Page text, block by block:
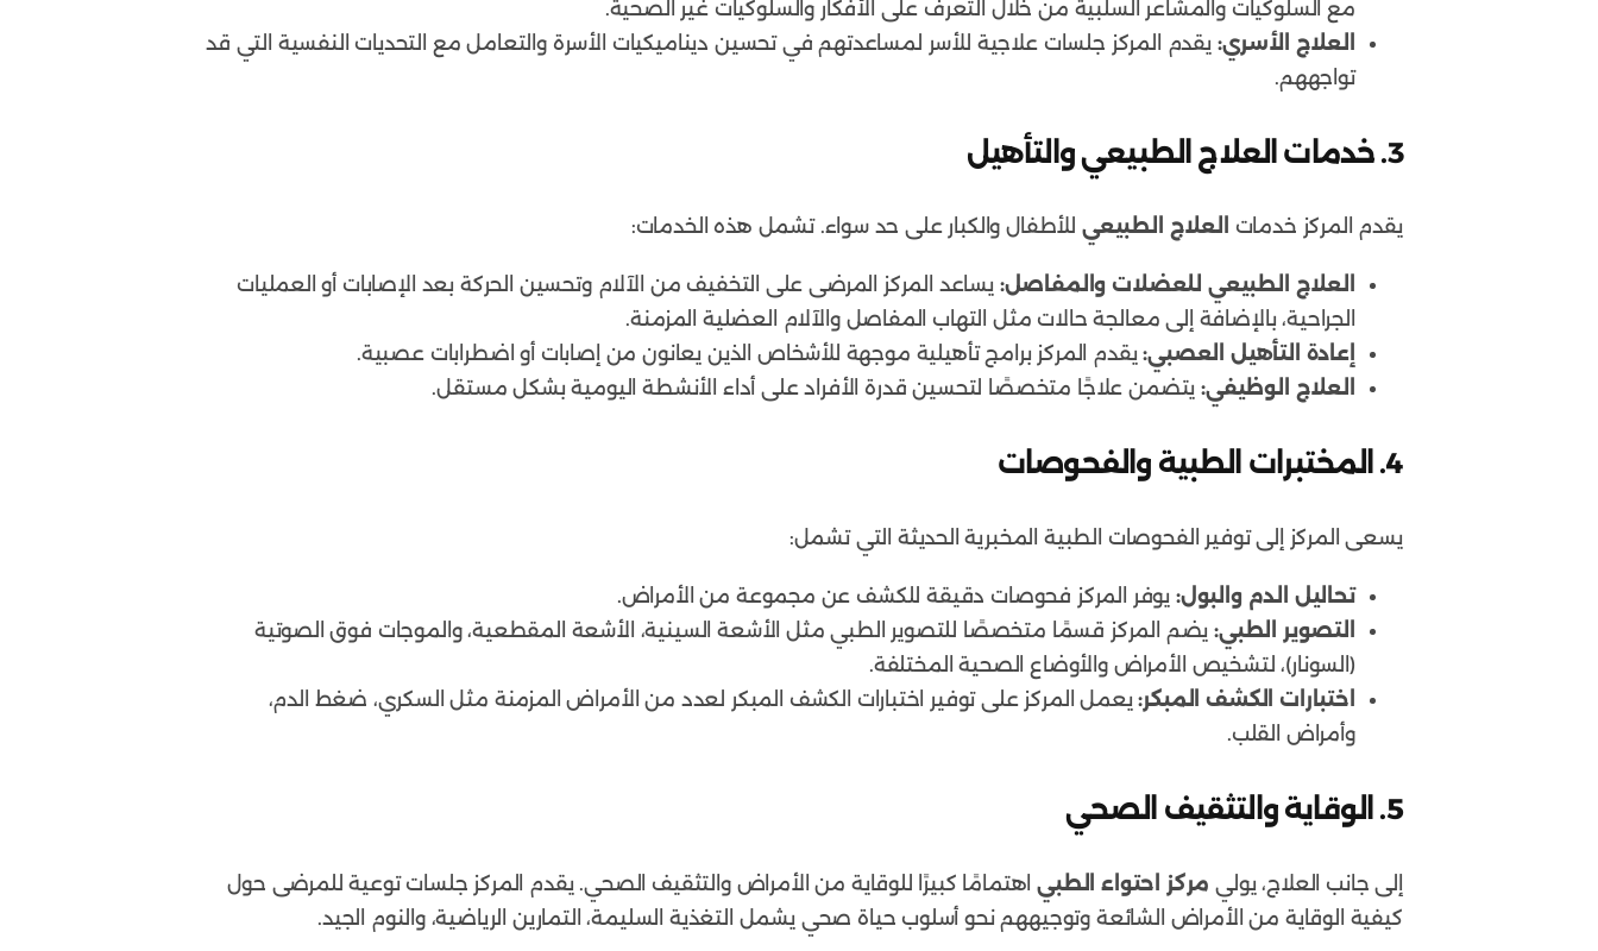
مع السلوكيات والمشاعر السلبية من خلال التعرف على الأفكار والسلوكيات غير الصحية.
العلاج الأسري: يقدم المركز جلسات علاجية للأسر لمساعدتهم في تحسين ديناميكيات الأسرة والتعامل مع التحديات النفسية التي قد
تواجههم.
3. خدمات العلاج الطبيعي والتأهيل
يقدم المركز خدمات العلاج الطبيعي للأطفال والكبار على حد سواء. تشمل هذه الخدمات:
العلاج الطبيعي للعضلات والمفاصل: يساعد المركز المرضى على التخفيف من الآلام وتحسين الحركة بعد الإصابات أو العمليات
الجراحية، بالإضافة إلى معالجة حالات مثل التهاب المفاصل والآلام العضلية المزمنة.
إعادة التأهيل العصبي:يقدم المركز برامج تأهيلية موجهة للأشخاص الذين يعانون من إصابات أو اضطرابات عصبية.
العلاج الوظيفي:يتضمن علاجًا متخصصًا لتحسين قدرة الأفراد على أداء الأنشطة اليومية بشكل مستقل.
4. المختبرات الطبية والفحوصات
يسعى المركز إلى توفير الفحوصات الطبية المخبرية الحديثة التي تشمل:
تحاليل الدم والبول: يوفر المركز فحوصات دقيقة للكشف عن مجموعة من الأمراض.
التصوير الطبي:يضم المركز قسمًا متخصصًا للتصوير الطبي مثل الأشعة السينية، الأشعة المقطعية، والموجات فوق الصوتية
(السونار)، لتشخيص الأمراض والأوضاع الصحية المختلفة.
اختبارات الكشف المبكر:يعمل المركز على توفير اختبارات الكشف المبكر لعدد من الأمراض المزمنة مثل السكري، ضغط الدم،
وأمراض القلب.
5. الوقاية والتثقيف الصحي
إلى جانب العلاج، يولي مركز احتواء الطبياهتمامًا كبيرًا للوقاية من الأمراض والتثقيف الصحي. يقدم المركز جلسات توعية للمرضى حول
كيفية الوقاية من الأمراض الشائعة وتوجيههم نحو أسلوب حياة صحي يشمل التغذية السليمة، التمارين الرياضية، والنوم الجيد.